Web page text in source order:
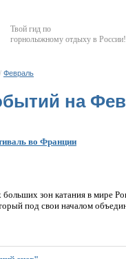
Твой гид по
горнолыжному отдыху в России!
/ Февраль
на
во Франции
зон катания в мире
под свои началом